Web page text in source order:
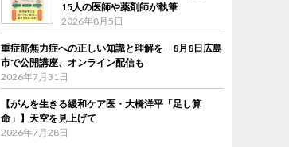
15人の医師や薬剤師が執筆
2026年8月5日
重症筋無力症への正しい知識と理解を 8月8日広島
市で公開講座、オンライン配信も
2026年7月31日
【がんを生きる緩和ケア医・大橋洋平「足し算
命」】天空を見上げて
2026年7月28日